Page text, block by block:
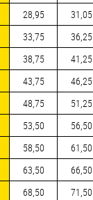
28,95 31,05
33,75 36,25
38,75 41,25
43,75 46,25
48,75 51,25
53,50 56,50
58,50 61,50
63,50 66,50
68,50 71,50